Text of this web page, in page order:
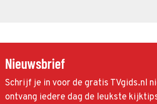
Nieuwsbrief
Schrijf je in voor de gratis TVgids.nl
ontvang iedere dag de leukste